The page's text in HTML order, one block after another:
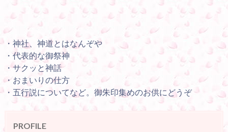
・神社、神道とはなんぞや
・代表的な御祭神
・サクッと神話
・おまいりの仕方
・五行説についてなど。御朱印集めのお供にどうぞ
PROFILE